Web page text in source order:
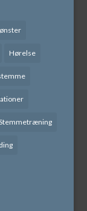
Hørelse